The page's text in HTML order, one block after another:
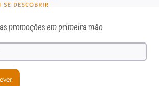
promoções em primeira mão